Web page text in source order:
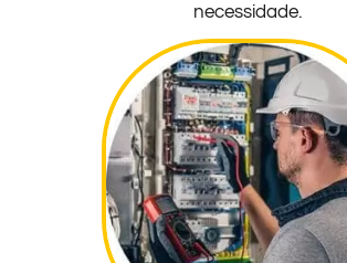
necessidade.